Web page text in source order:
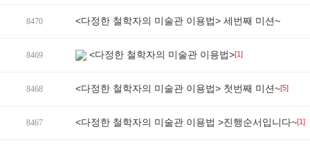
8470 <다정한 철학자의 미술관 이용법> 세번째 미션~
8469 <다정한 철학자의 미술관 이용법>[1]
8468 <다정한 철학자의 미술관 이용법> 첫번째 미션~[5]
8467 <다정한 철학자의 미술관 이용법 >진행순서입니다~[1]